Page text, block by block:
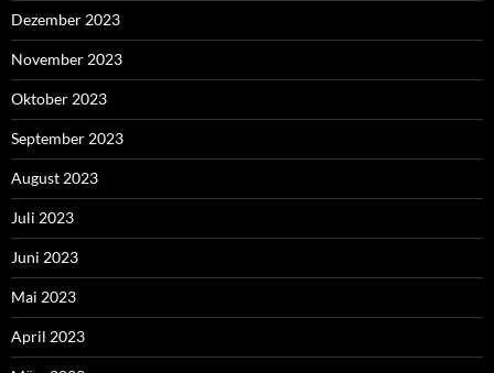
Dezember 2023
November 2023
Oktober 2023
September 2023
August 2023
Juli 2023
Juni 2023
Mai 2023
April 2023